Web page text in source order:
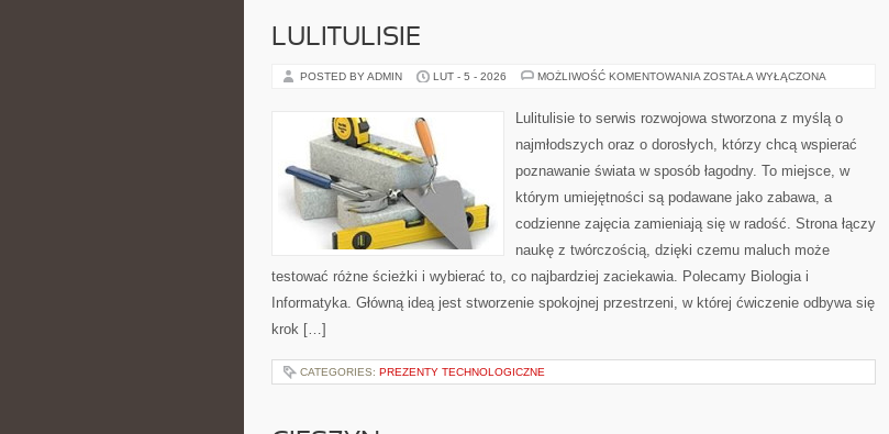
LULITULISIE
POSTED BY ADMIN LUT - 5 - 2026 MOŻLIWOŚĆ KOMENTOWANIA LULITULISIE
ZOSTAŁA WYŁĄCZONA
Lulitulisie to serwis rozwojowa stworzona z myślą o
najmłodszych oraz o dorosłych, którzy chcą wspierać
poznawanie świata w sposób łagodny. To miejsce, w
którym umiejętności są podawane jako zabawa, a
codzienne zajęcia zamieniają się w radość. Strona łączy
naukę z twórczością, dzięki czemu maluch może
testować różne ścieżki i wybierać to, co najbardziej zaciekawia. Polecamy Biologia i
Informatyka. Główną ideą jest stworzenie spokojnej przestrzeni, w której ćwiczenie odbywa się
krok […]
CATEGORIES: PREZENTY TECHNOLOGICZNE